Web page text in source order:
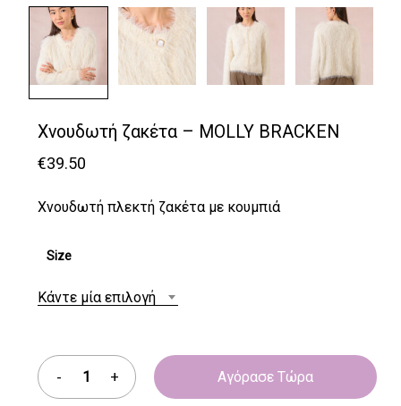
Χνουδωτή ζακέτα – MOLLY BRACKEN
€39.50
Χνουδωτή πλεκτή ζακέτα με κουμπιά
Size
Κάντε μία επιλογή
Αγόρασε Τώρα